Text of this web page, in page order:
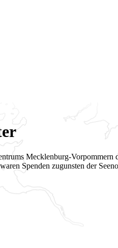
Mecklenburg-
Spenden zugunsten der